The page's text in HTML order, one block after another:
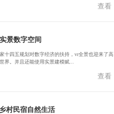
查看
景数字空间
十四五规划对数字经济的扶持，vr全景也迎来了高
界。并且还能使用实景建模赋...
查看
村民宿自然生活